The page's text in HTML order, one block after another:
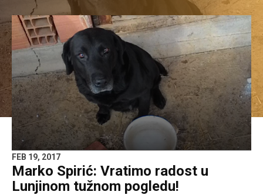
FEB 19, 2017
Marko Spirić: Vratimo radost u
Lunjinom tužnom pogledu!